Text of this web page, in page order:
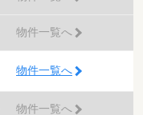
物件一覧へ
物件一覧へ
物件一覧へ